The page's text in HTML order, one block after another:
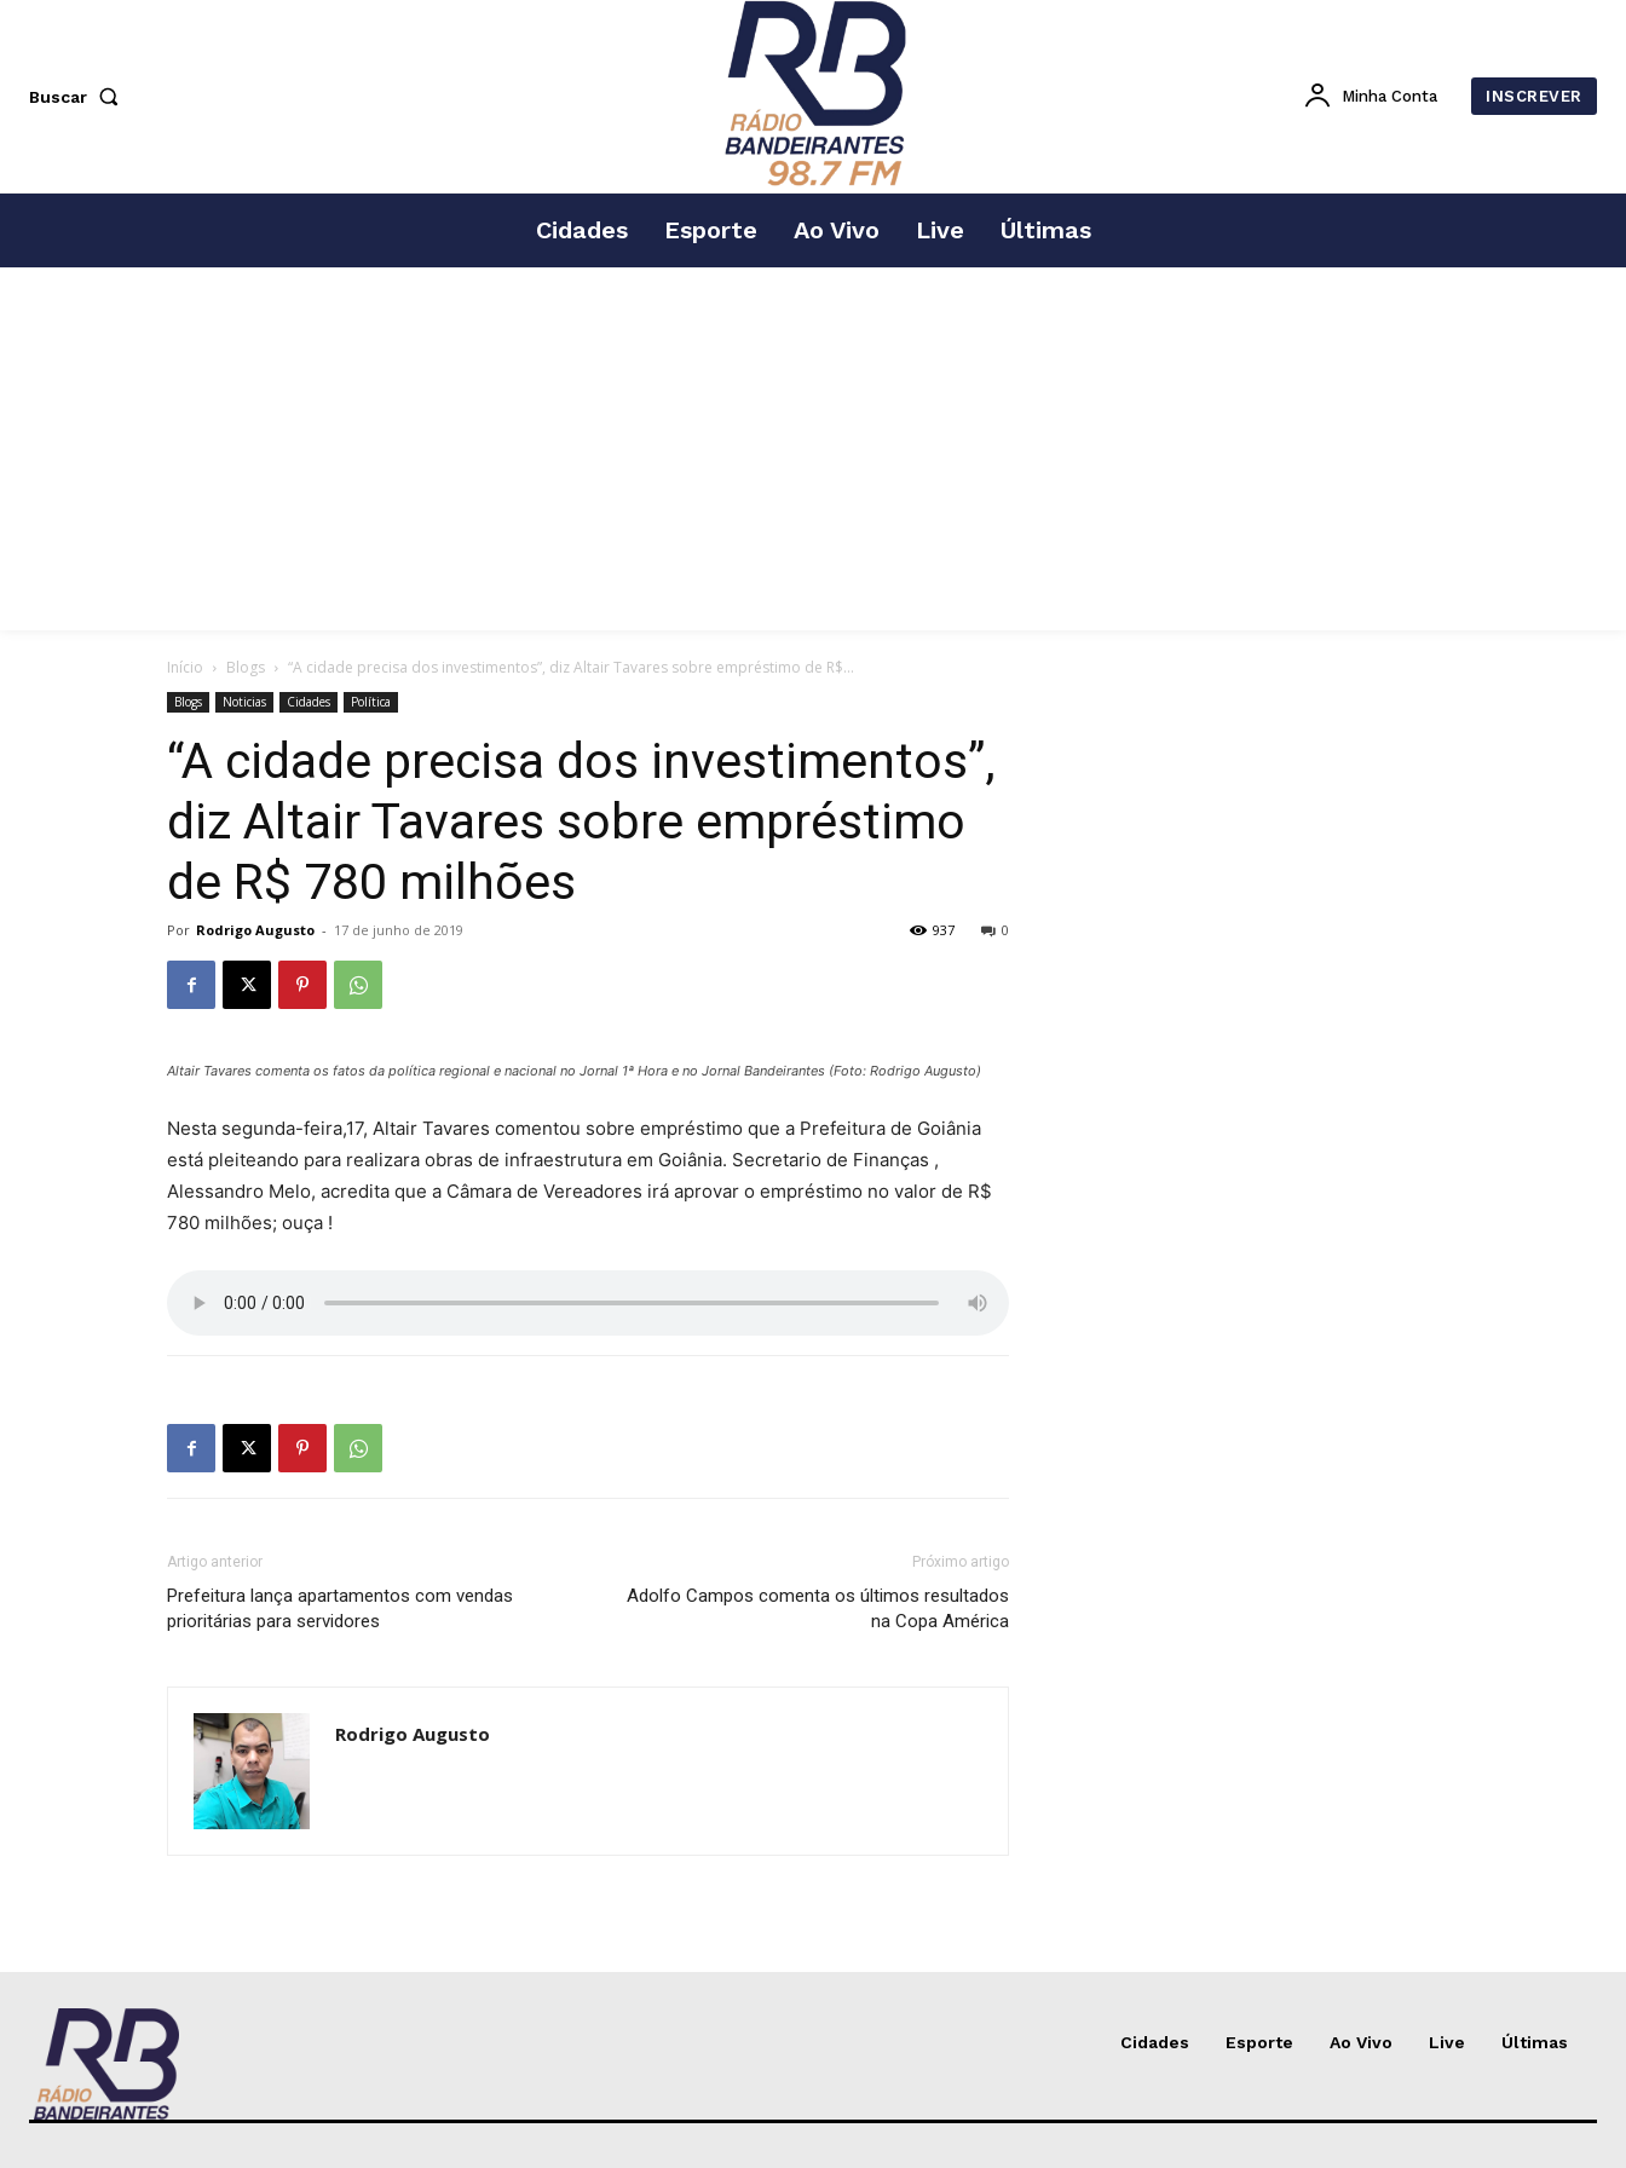
Buscar Minha Conta INSCREVER
Cidades Esporte Ao Vivo Live Últimas
Início Blogs “A cidade precisa dos investimentos”, diz Altair Tavares sobre empréstimo de R$...
Blogs Noticias Cidades Política
“A cidade precisa dos investimentos”,
diz Altair Tavares sobre empréstimo
de R$ 780 milhões
Por Rodrigo Augusto - 17 de junho de 2019 0
937
Altair Tavares comenta os fatos da política regional e nacional no Jornal 1ª Hora e no Jornal Bandeirantes (Foto: Rodrigo Augusto)
Nesta segunda-feira,17, Altair Tavares comentou sobre empréstimo que a Prefeitura de Goiânia
está pleiteando para realizara obras de infraestrutura em Goiânia. Secretario de Finanças ,
Alessandro Melo, acredita que a Câmara de Vereadores irá aprovar o empréstimo no valor de R$
780 milhões; ouça !
Artigo anterior
Prefeitura lança apartamentos com vendas
prioritárias para servidores
Próximo artigo
Adolfo Campos comenta os últimos resultados
na Copa América
Rodrigo Augusto
Cidades Esporte Ao Vivo Live Últimas